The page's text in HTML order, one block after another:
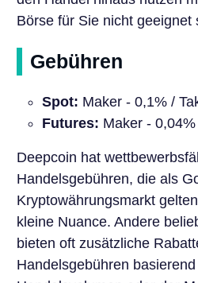
Börse für Sie nicht geeignet
Gebühren
Spot: Maker - 0,1% /
Futures: Maker -
Deepcoin hat
Handelsgebühren, die als
Kryptowährungsmarkt
kleine Nuance. Andere
bieten oft zusätzliche
Handelsgebühren